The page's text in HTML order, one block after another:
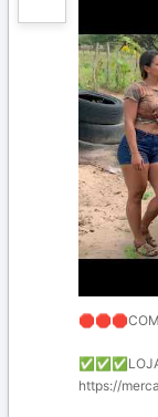
🛑🛑🛑
✅ ✅ ✅
https://